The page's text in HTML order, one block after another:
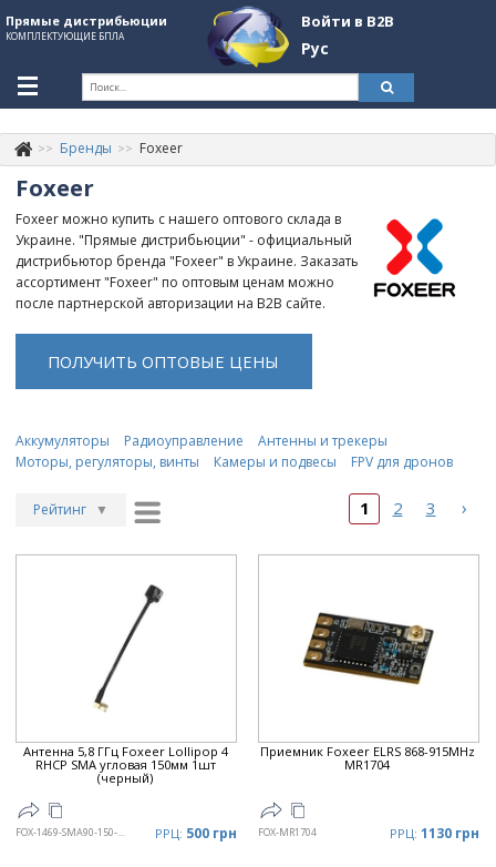
Прямые дистрибьюции
КОМПЛЕКТУЮЩИЕ БПЛА
Войти в B2B
Рус
+380507774092 Контакты
Информация о компании
About Company
Обзоры
Категории
Стать партнером
Бренды Foxeer
Foxeer
Foxeer можно купить с нашего оптового склада в
Украине. "Прямые дистрибьюции" - официальный
дистрибьютор бренда "Foxeer" в Украине. Заказать
ассортимент "Foxeer" по оптовым ценам можно
после партнерской авторизации на B2B сайте.
ПОЛУЧИТЬ ОПТОВЫЕ ЦЕНЫ
Аккумуляторы Радиоуправление
Антенны и трекеры
Моторы, регуляторы, винты
Камеры и подвесы FPV для дронов
Рейтинг ▼
1 2 3 ›
Антенна 5,8 ГГц Foxeer Lollipop 4
RHCP SMA угловая 150мм 1шт
(черный)
FOX-1469-SMA90-150-BL РРЦ: 500 грн
Приемник Foxeer ELRS 868-915MHz
MR1704
FOX-MR1704 РРЦ: 1130 грн